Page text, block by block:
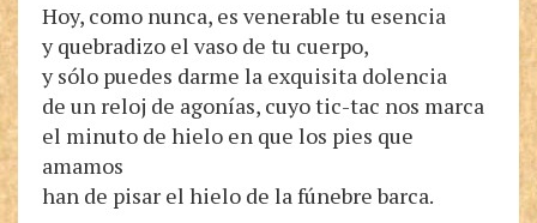
Hoy, como nunca, es venerable tu esencia
y quebradizo el vaso de tu cuerpo,
y sólo puedes darme la exquisita dolencia
de un reloj de agonías, cuyo tic-tac nos marca
el minuto de hielo en que los pies que
amamos
han de pisar el hielo de la fúnebre barca.